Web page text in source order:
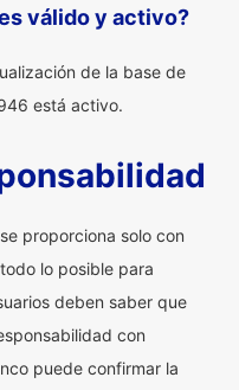
válido y activo?
de la base de
está activo.
proporciona solo con
lo posible para
deben saber que
con
puede confirmar la